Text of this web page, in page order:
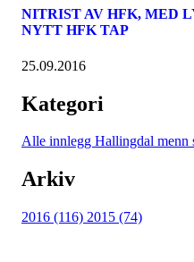
NITRIST AV HFK, MED
NYTT HFK TAP
25.09.2016
Kategori
Alle innlegg Hallingdal menn
Arkiv
2016 (116) 2015 (74)